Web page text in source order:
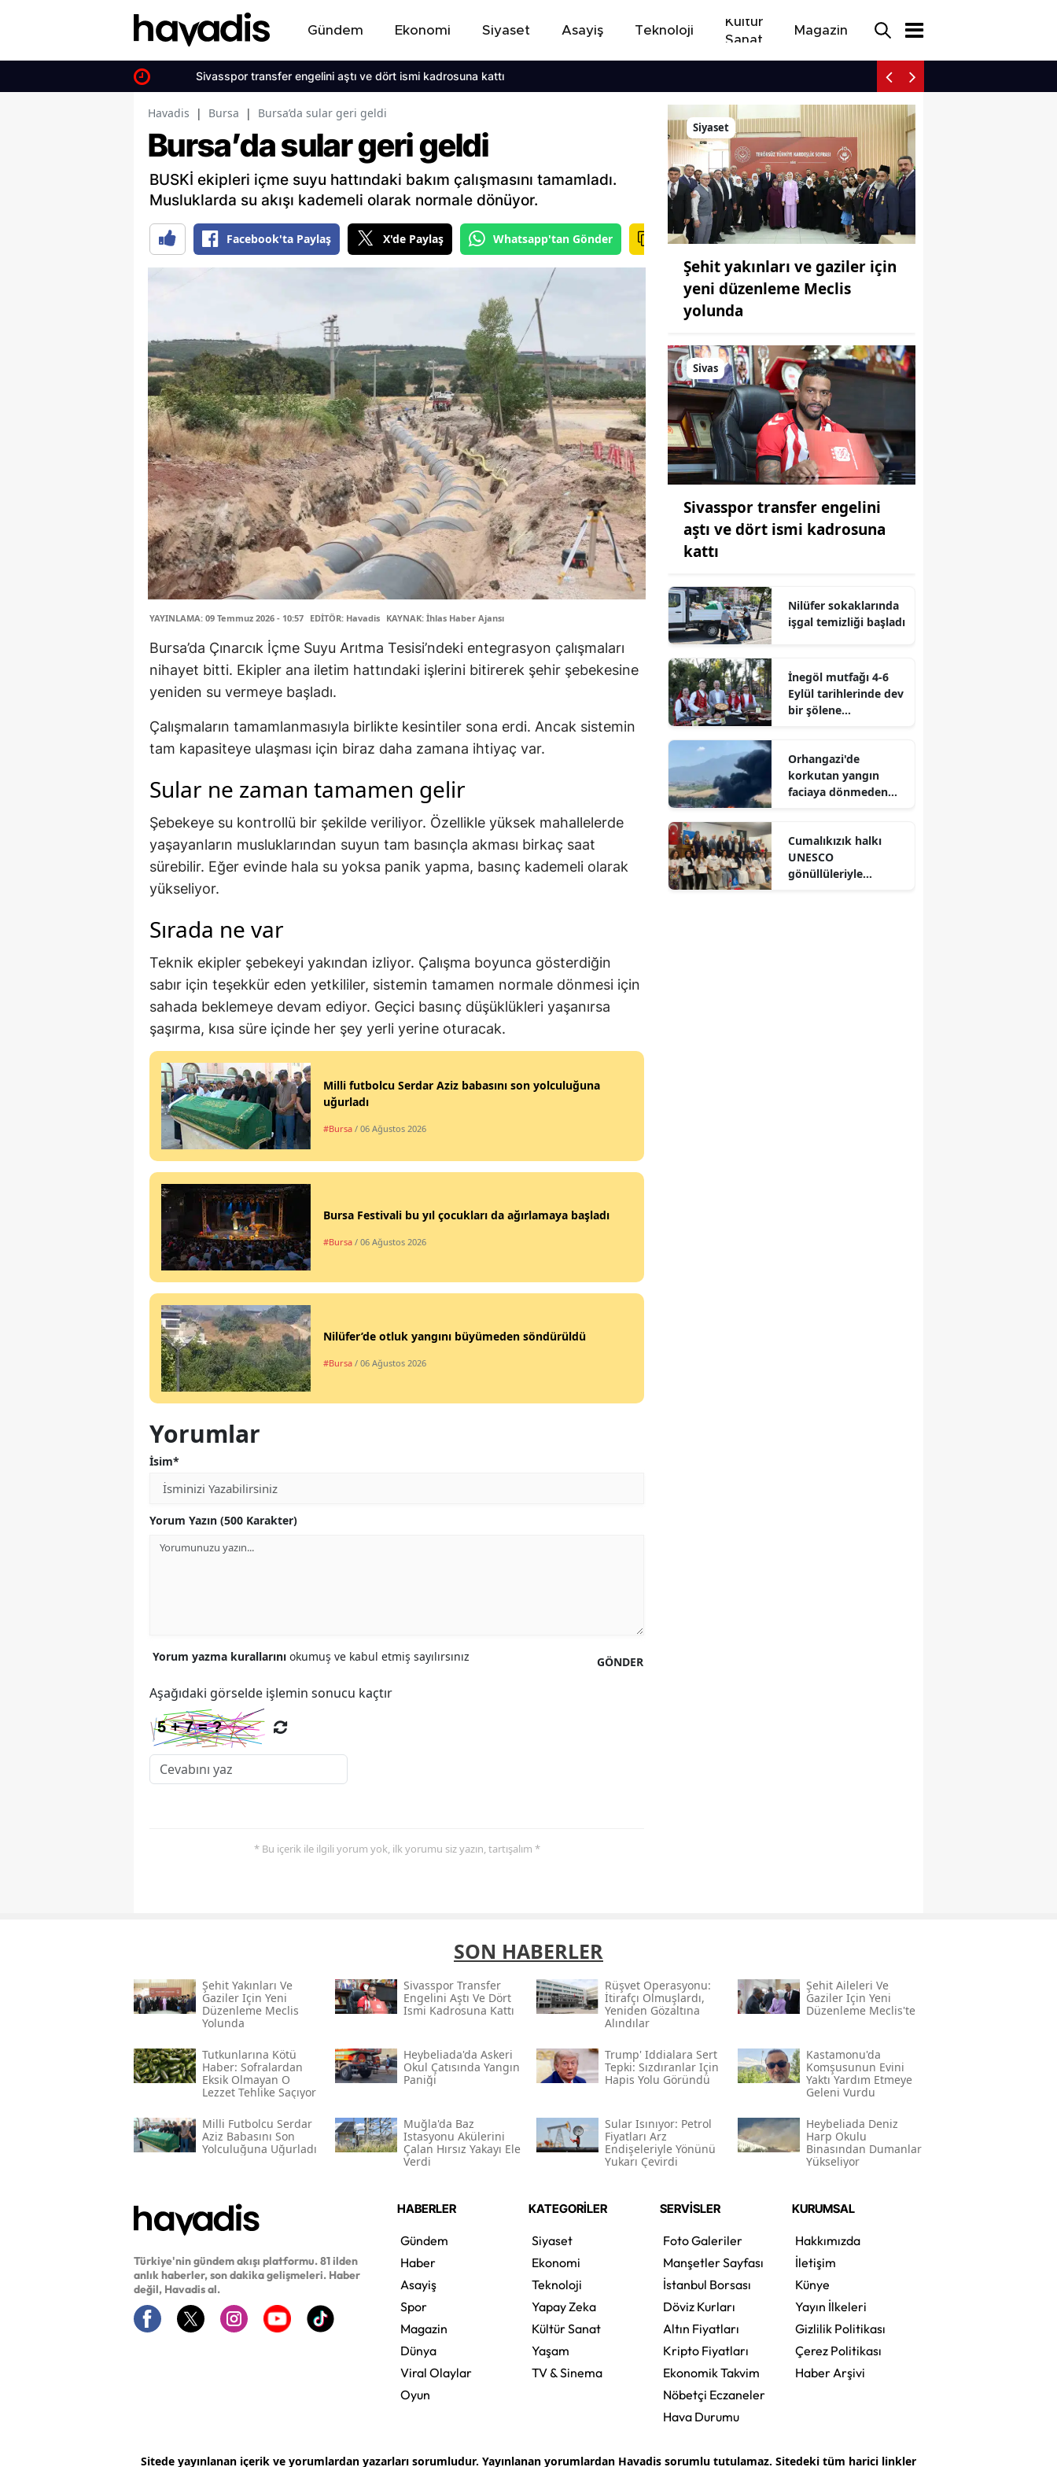
Gündem Ekonomi Siyaset Asayiş Teknoloji
Kültür
Sanat
Magazin
Sivasspor transfer engelini aştı ve dört ismi kadrosuna kattı
Havadis | Bursa | Bursa’da sular geri geldi
Bursa’da sular geri geldi
BUSKİ ekipleri içme suyu hattındaki bakım çalışmasını tamamladı.
Musluklarda su akışı kademeli olarak normale dönüyor.
Facebook'ta Paylaş X'de Paylaş Whatsapp'tan Gönder
YAYINLAMA: 09 Temmuz 2026 - 10:57 EDİTÖR: Havadis KAYNAK: İhlas Haber Ajansı
Bursa’da Çınarcık İçme Suyu Arıtma Tesisi’ndeki entegrasyon çalışmaları
nihayet bitti. Ekipler ana iletim hattındaki işlerini bitirerek şehir şebekesine
yeniden su vermeye başladı.
Çalışmaların tamamlanmasıyla birlikte kesintiler sona erdi. Ancak sistemin
tam kapasiteye ulaşması için biraz daha zamana ihtiyaç var.
Sular ne zaman tamamen gelir
Şebekeye su kontrollü bir şekilde veriliyor. Özellikle yüksek mahallelerde
yaşayanların musluklarından suyun tam basınçla akması birkaç saat
sürebilir. Eğer evinde hala su yoksa panik yapma, basınç kademeli olarak
yükseliyor.
Sırada ne var
Teknik ekipler şebekeyi yakından izliyor. Çalışma boyunca gösterdiğin
sabır için teşekkür eden yetkililer, sistemin tamamen normale dönmesi için
sahada beklemeye devam ediyor. Geçici basınç düşüklükleri yaşanırsa
şaşırma, kısa süre içinde her şey yerli yerine oturacak.
Milli futbolcu Serdar Aziz babasını son yolculuğuna
uğurladı
#Bursa / 06 Ağustos 2026
Bursa Festivali bu yıl çocukları da ağırlamaya başladı
#Bursa / 06 Ağustos 2026
Nilüfer’de otluk yangını büyümeden söndürüldü
#Bursa / 06 Ağustos 2026
Yorumlar
İsim*
Yorum Yazın (500 Karakter)
GÖNDER
Yorum yazma kurallarını okumuş ve kabul etmiş sayılırsınız
Aşağıdaki görselde işlemin sonucu kaçtır
* Bu içerik ile ilgili yorum yok, ilk yorumu siz yazın, tartışalım *
Siyaset
Şehit yakınları ve gaziler için
yeni düzenleme Meclis
yolunda
Sivas
Sivasspor transfer engelini
aştı ve dört ismi kadrosuna
kattı
Nilüfer sokaklarında
işgal temizliği başladı
İnegöl mutfağı 4-6
Eylül tarihlerinde dev
bir şölene
Orhangazi'de
korkutan yangın
faciaya dönmeden
Cumalıkızık halkı
UNESCO
gönüllüleriyle
SON HABERLER
Şehit Yakınları Ve
Gaziler Için Yeni
Düzenleme Meclis
Yolunda
Sivasspor Transfer
Engelini Aştı Ve Dört
Ismi Kadrosuna Kattı
Rüşvet Operasyonu:
İtirafçı Olmuşlardı,
Yeniden Gözaltına
Alındılar
Şehit Aileleri Ve
Gaziler Için Yeni
Düzenleme Meclis'te
Tutkunlarına Kötü
Haber: Sofralardan
Eksik Olmayan O
Lezzet Tehlike Saçıyor
Heybeliada'da Askeri
Okul Çatısında Yangın
Paniği
Trump' Iddialara Sert
Tepki: Sızdıranlar Için
Hapis Yolu Göründü
Kastamonu'da
Komşusunun Evini
Yaktı Yardım Etmeye
Geleni Vurdu
Milli Futbolcu Serdar
Aziz Babasını Son
Yolculuğuna Uğurladı
Muğla'da Baz
Istasyonu Akülerini
Çalan Hırsız Yakayı Ele
Verdi
Sular Isınıyor: Petrol
Fiyatları Arz
Endişeleriyle Yönünü
Yukarı Çevirdi
Heybeliada Deniz
Harp Okulu
Binasından Dumanlar
Yükseliyor
Türkiye'nin gündem akışı platformu. 81 ilden
anlık haberler, son dakika gelişmeleri. Haber
değil, Havadis al.
HABERLER
Gündem
Haber
Asayiş
Spor
Magazin
Dünya
Viral Olaylar
Oyun
KATEGORİLER
Siyaset
Ekonomi
Teknoloji
Yapay Zeka
Kültür Sanat
Yaşam
TV & Sinema
SERVİSLER
Foto Galeriler
Manşetler Sayfası
İstanbul Borsası
Döviz Kurları
Altın Fiyatları
Kripto Fiyatları
Ekonomik Takvim
Nöbetçi Eczaneler
Hava Durumu
KURUMSAL
Hakkımızda
İletişim
Künye
Yayın İlkeleri
Gizlilik Politikası
Çerez Politikası
Haber Arşivi
Sitede yayınlanan içerik ve yorumlardan yazarları sorumludur. Yayınlanan yorumlardan Havadis sorumlu tutulamaz. Sitedeki tüm harici linkler